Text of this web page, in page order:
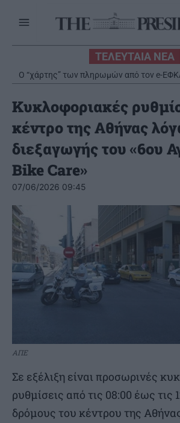
ΤΕΛΕΥΤΑΙΑ ΝΕΑ
Ρωσία: Πυρκαγιά σε διυλιστήριο
μετά από ουκρανική επίθεση
Κυκλοφοριακές
κέντρο της Αθήνας
διεξαγωγής του «6ου
Bike Care»
07/06/2026 09:45
ΑΠΕ
Σε εξέλιξη είναι προσωρινές
ρυθμίσεις από τις 08:00 έως τις
δρόμους του κέντρου της